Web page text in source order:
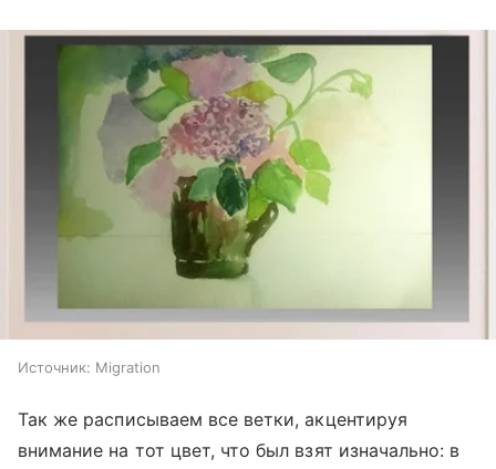
Источник: Migration
Так же расписываем все ветки, акцентируя
внимание на тот цвет, что был взят изначально: в